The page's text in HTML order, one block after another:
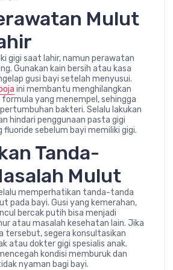
Mulut
gigi saat lahir, namun perawatan
Gunakan kain bersih atau kasa
gusi bayi setelah menyusui.
ini membantu menghilangkan
formula yang menempel, sehingga
bakteri. Selalu lakukan
hindari penggunaan pasta gigi
fluoride sebelum bayi memiliki gigi.
Tanda-
Mulut
memperhatikan tanda-tanda
pada bayi. Gusi yang kemerahan,
bercak putih bisa menjadi
atau masalah kesehatan lain. Jika
tersebut, segera konsultasikan
atau dokter gigi spesialis anak.
kondisi memburuk dan
nyaman bagi bayi.